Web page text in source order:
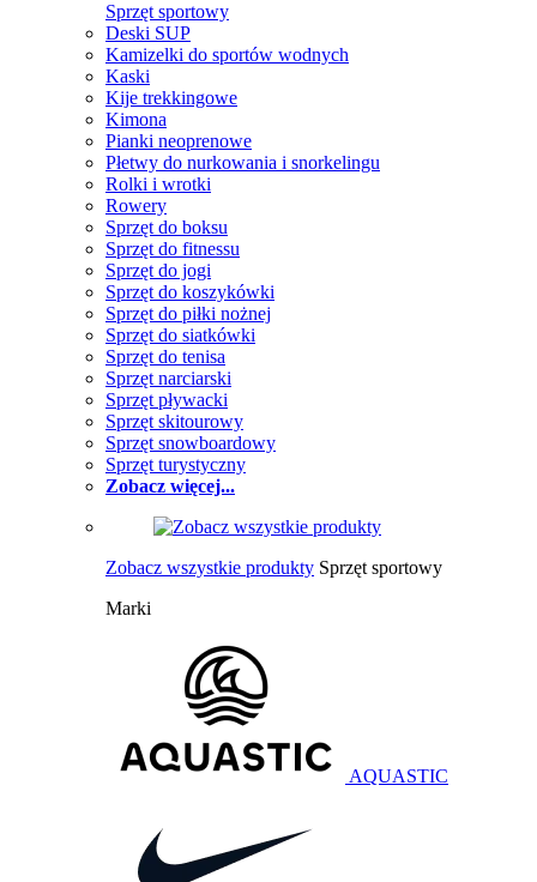
Sprzęt sportowy
Deski SUP
Kamizelki do sportów wodnych
Kaski
Kije trekkingowe
Kimona
Pianki neoprenowe
Płetwy do nurkowania i snorkelingu
Rolki i wrotki
Rowery
Sprzęt do boksu
Sprzęt do fitnessu
Sprzęt do jogi
Sprzęt do koszykówki
Sprzęt do piłki nożnej
Sprzęt do siatkówki
Sprzęt do tenisa
Sprzęt narciarski
Sprzęt pływacki
Sprzęt skitourowy
Sprzęt snowboardowy
Sprzęt turystyczny
Zobacz więcej...
Zobacz wszystkie produkty Sprzęt sportowy
Marki
AQUASTIC